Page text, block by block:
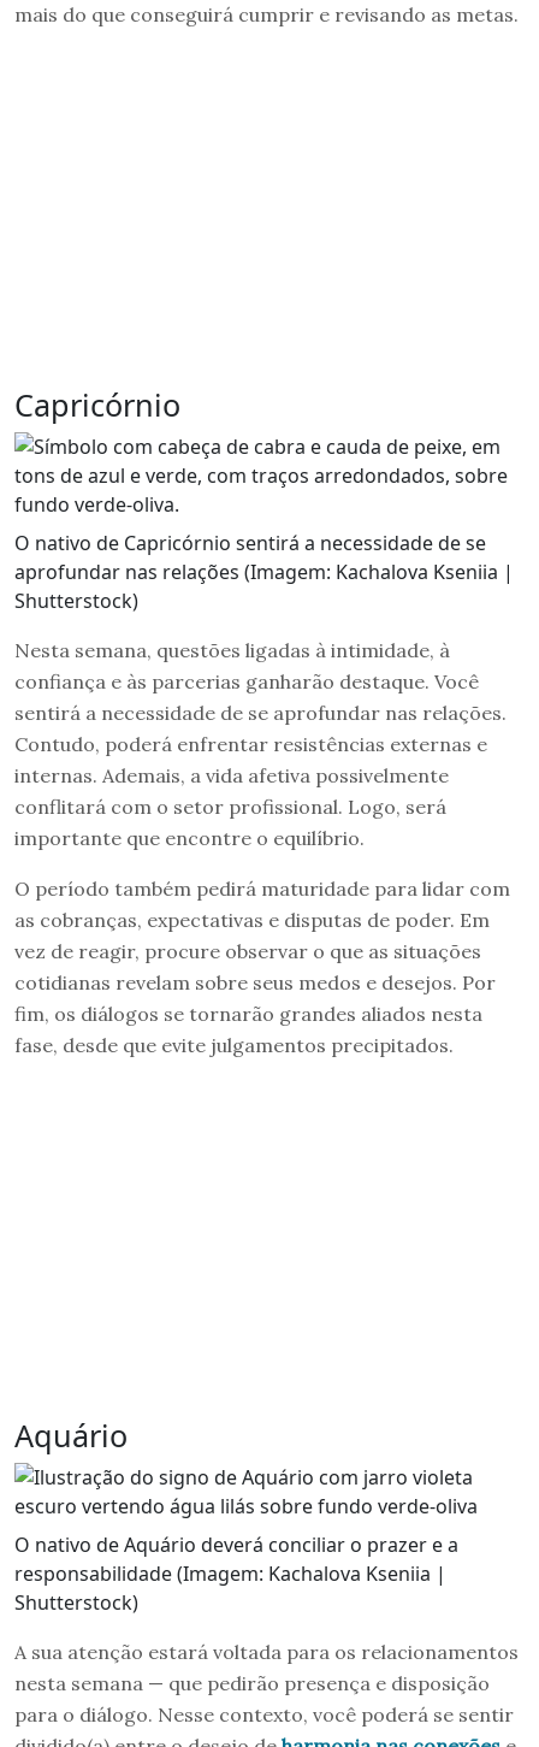
mais do que conseguirá cumprir e revisando as metas.
Capricórnio
O nativo de Capricórnio sentirá a necessidade de se
aprofundar nas relações (Imagem: Kachalova Kseniia |
Shutterstock)
Nesta semana, questões ligadas à intimidade, à
confiança e às parcerias ganharão destaque. Você
sentirá a necessidade de se aprofundar nas relações.
Contudo, poderá enfrentar resistências externas e
internas. Ademais, a vida afetiva possivelmente
conflitará com o setor profissional. Logo, será
importante que encontre o equilíbrio.
O período também pedirá maturidade para lidar com
as cobranças, expectativas e disputas de poder. Em
vez de reagir, procure observar o que as situações
cotidianas revelam sobre seus medos e desejos. Por
fim, os diálogos se tornarão grandes aliados nesta
fase, desde que evite julgamentos precipitados.
Aquário
O nativo de Aquário deverá conciliar o prazer e a
responsabilidade (Imagem: Kachalova Kseniia |
Shutterstock)
A sua atenção estará voltada para os relacionamentos
nesta semana — que pedirão presença e disposição
para o diálogo. Nesse contexto, você poderá se sentir